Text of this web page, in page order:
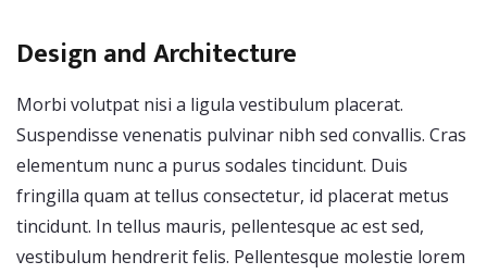
Design and Architecture
Morbi volutpat nisi a ligula vestibulum placerat.
Suspendisse venenatis pulvinar nibh sed convallis. Cras
elementum nunc a purus sodales tincidunt. Duis
fringilla quam at tellus consectetur, id placerat metus
tincidunt. In tellus mauris, pellentesque ac est sed,
vestibulum hendrerit felis. Pellentesque molestie lorem